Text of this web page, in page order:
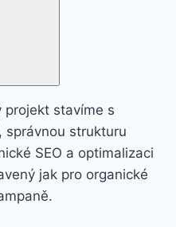
projekt stavíme s
správnou strukturu
SEO a optimalizaci
jak pro organické